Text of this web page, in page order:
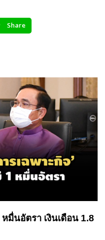
Share
มื่นอัตรา เงินเดือน 1.8